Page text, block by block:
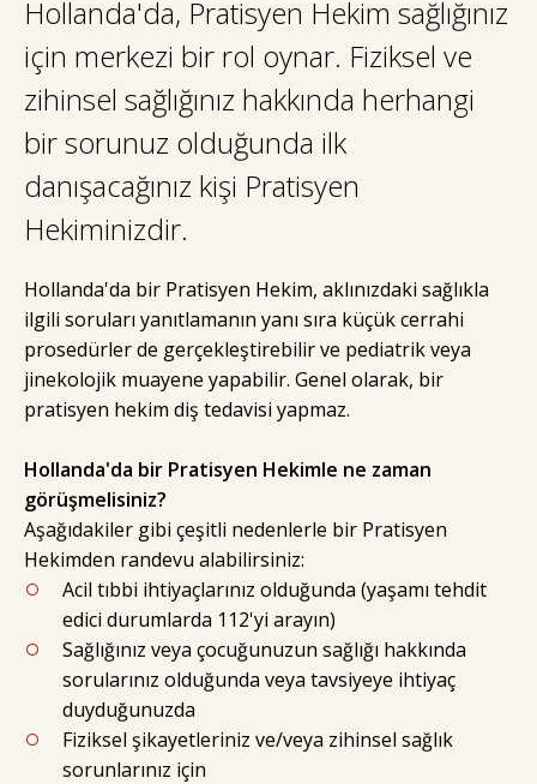
Hollanda'da, Pratisyen Hekim sağlığınız
için merkezi bir rol oynar. Fiziksel ve
zihinsel sağlığınız hakkında herhangi
bir sorunuz olduğunda ilk
danışacağınız kişi Pratisyen
Hekiminizdir.
Hollanda'da bir Pratisyen Hekim, aklınızdaki sağlıkla
ilgili soruları yanıtlamanın yanı sıra küçük cerrahi
prosedürler de gerçekleştirebilir ve pediatrik veya
jinekolojik muayene yapabilir. Genel olarak, bir
pratisyen hekim diş tedavisi yapmaz.
Hollanda'da bir Pratisyen Hekimle ne zaman
görüşmelisiniz?
Aşağıdakiler gibi çeşitli nedenlerle bir Pratisyen
Hekimden randevu alabilirsiniz:
Acil tıbbi ihtiyaçlarınız olduğunda (yaşamı tehdit
edici durumlarda 112'yi arayın)
Sağlığınız veya çocuğunuzun sağlığı hakkında
sorularınız olduğunda veya tavsiyeye ihtiyaç
duyduğunuzda
Fiziksel şikayetleriniz ve/veya zihinsel sağlık
sorunlarınız için